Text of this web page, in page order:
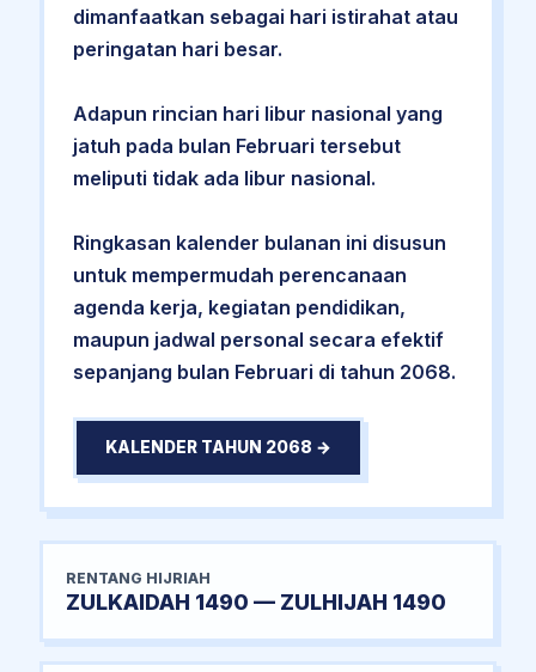
dimanfaatkan sebagai hari istirahat atau
peringatan hari besar.
Adapun rincian hari libur nasional yang
jatuh pada bulan Februari tersebut
meliputi tidak ada libur nasional.
Ringkasan kalender bulanan ini disusun
untuk mempermudah perencanaan
agenda kerja, kegiatan pendidikan,
maupun jadwal personal secara efektif
sepanjang bulan Februari di tahun 2068.
KALENDER TAHUN 2068 →
RENTANG HIJRIAH
ZULKAIDAH 1490 — ZULHIJAH 1490